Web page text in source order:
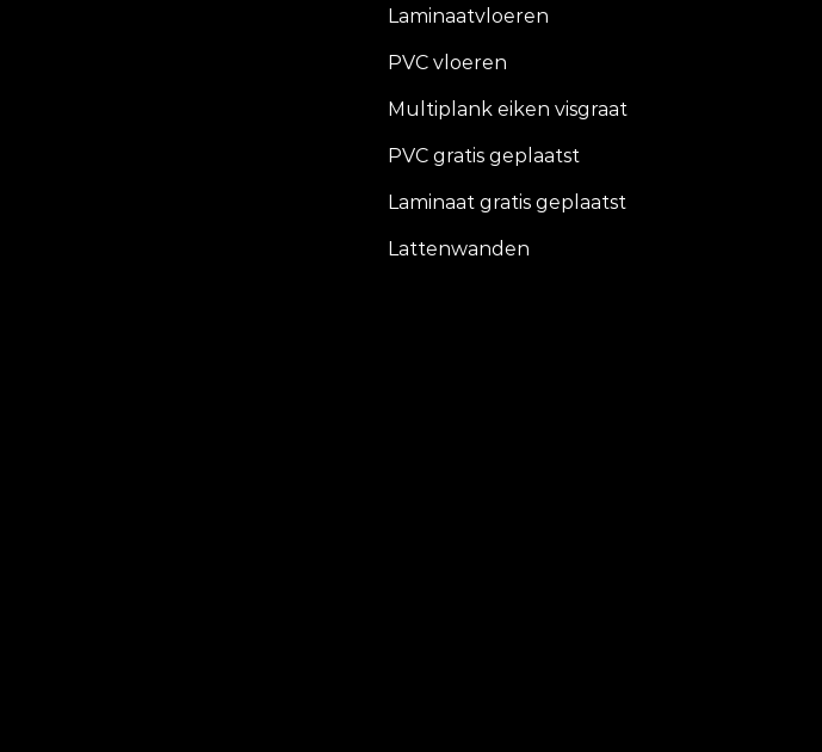
Laminaatvloeren
PVC vloeren
Multiplank eiken visgraat
PVC gratis geplaatst
Laminaat gratis geplaatst
Lattenwanden